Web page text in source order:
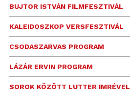
BUJTOR ISTVÁN FILMFESZTIVÁL
KALEIDOSZKOP VERSFESZTIVÁL
CSODASZARVAS PROGRAM
LÁZÁR ERVIN PROGRAM
SOROK KÖZÖTT LUTTER IMRÉVEL